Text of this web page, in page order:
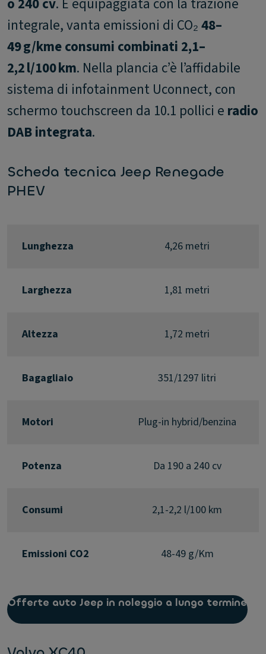
o 240 cv. È equipaggiata con la trazione
integrale, vanta emissioni di CO₂48–
49 g/kme consumi combinati 2,1–
2,2 l/100 km. Nella plancia c’è l’affidabile
sistema di infotainment Uconnect, con
schermo touchscreen da 10.1 pollici e radio
DAB integrata.
Scheda tecnica Jeep Renegade
PHEV
Lunghezza 4,26 metri
Larghezza 1,81 metri
Altezza 1,72 metri
Bagagliaio 351/1297 litri
Motori Plug-in hybrid/benzina
Potenza Da 190 a 240 cv
Consumi 2,1-2,2 l/100 km
Emissioni CO2 48-49 g/Km
Offerte auto Jeep in noleggio a lungo termine